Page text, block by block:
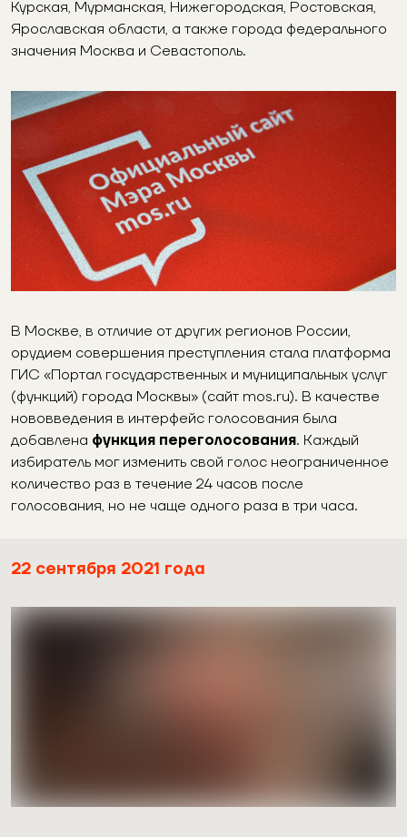
Курская, Мурманская, Нижегородская, Ростовская,
Ярославская области, а также города федерального
значения Москва и Севастополь.
В Москве, в отличие от других регионов России,
орудием совершения преступления стала платформа
ГИС «Портал государственных и муниципальных услуг
(функций) города Москвы» (сайт mos.ru). В качестве
нововведения в интерфейс голосования была
добавлена функция переголосования. Каждый
избиратель мог изменить свой голос неограниченное
количество раз в течение 24 часов после
голосования, но не чаще одного раза в три часа.
22 сентября 2021 года